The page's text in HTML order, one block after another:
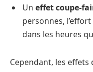
Un effet coupe-
personnes,
dans les heures
Cependant, les